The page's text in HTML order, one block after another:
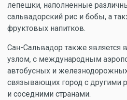
лепешки, наполненные
сальвадорский рис и бобы, а
фруктовых напитков.
Сан-Сальвадор также
узлом, с международным
автобусных и
связывающих город с другими
и соседними странами.